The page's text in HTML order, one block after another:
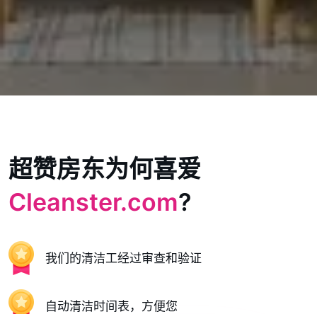
超赞房东为何喜爱
Cleanster.com?
我们的清洁工经过审查和验证
自动清洁时间表，方便您